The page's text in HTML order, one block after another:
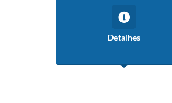
Detalhes